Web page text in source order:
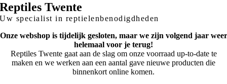
Reptiles Twente
Uw specialist in reptielenbenodigdheden
Onze webshop is tijdelijk gesloten, maar we zijn volgend jaar weer
helemaal voor je terug!
Reptiles Twente gaat aan de slag om onze voorraad up-to-date te
maken en we werken aan een aantal gave nieuwe producten die
binnenkort online komen.